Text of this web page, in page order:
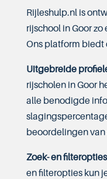
Rijleshulp.nl is
rijschool in Goor
Ons platform
Uitgebreide
rijscholen in Goor
alle benodigde
beoordelingen
Zoek- en
en filteropties kun